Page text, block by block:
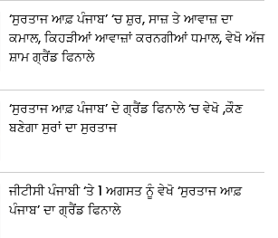
‘ਸੁਰਤਾਜ ਆਫ਼ ਪੰਜਾਬ’ ‘ਚ ਸ਼ੁਰ, ਸਾਜ਼ ਤੇ ਆਵਾਜ਼ ਦਾ
ਕਮਾਲ, ਕਿਹੜੀਆਂ ਆਵਾਜ਼ਾਂ ਕਰਨਗੀਆਂ ਧਮਾਲ, ਵੇਖੋ ਅੱਜ
ਸ਼ਾਮ ਗ੍ਰੈਂਡ ਫਿਨਾਲੇ
‘ਸੁਰਤਾਜ ਆਫ਼ ਪੰਜਾਬ’ ਦੇ ਗ੍ਰੈਂਡ ਫਿਨਾਲੇ ‘ਚ ਵੇਖੋ ,ਕੌਣ
ਬਣੇਗਾ ਸੁਰਾਂ ਦਾ ਸੁਰਤਾਜ
ਜੀਟੀਸੀ ਪੰਜਾਬੀ ‘ਤੇ 1 ਅਗਸਤ ਨੂੰ ਵੇਖੋ ‘ਸੁਰਤਾਜ ਆਫ਼
ਪੰਜਾਬ’ ਦਾ ਗ੍ਰੈਂਡ ਫਿਨਾਲੇ